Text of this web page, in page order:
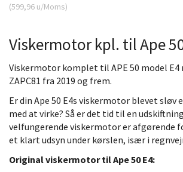
(599,96 u/Moms)
Viskermotor kpl. til Ape
Viskermotor komplet til APE 50 model
ZAPC81 fra 2019 og frem.
Er din Ape 50 E4s viskermotor blevet
med at virke? Så er det tid til en
velfungerende viskermotor er afgørende
et klart udsyn under kørslen, især i
Original viskermotor til Ape 50 E4: